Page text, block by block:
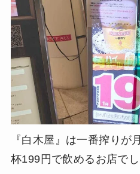
『白木屋』は一番搾りが
杯199円で飲めるお店でし